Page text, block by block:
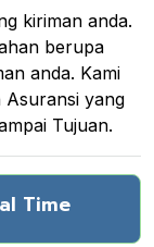
kiriman anda.
berupa
anda. Kami
Asuransi yang
Tujuan.
Time